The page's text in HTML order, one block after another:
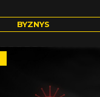
BYZNYS